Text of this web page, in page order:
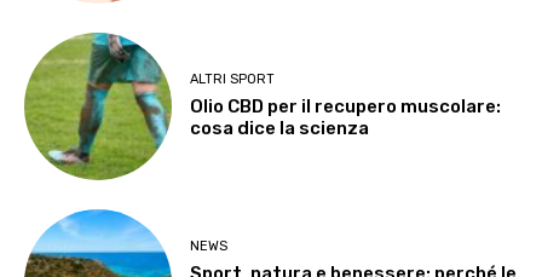
ALTRI SPORT
Olio CBD per il recupero muscolare:
cosa dice la scienza
NEWS